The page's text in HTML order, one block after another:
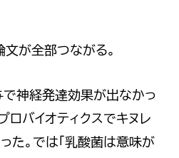
が全部つながる。
神経発達効果が出なかっ
ロバイオティクスでキヌレ
た。では「乳酸菌は意味が